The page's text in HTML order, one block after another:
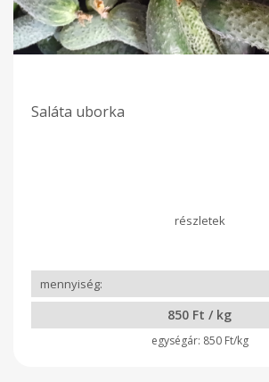
Saláta uborka
850 Ft / kg
850 Ft/kg